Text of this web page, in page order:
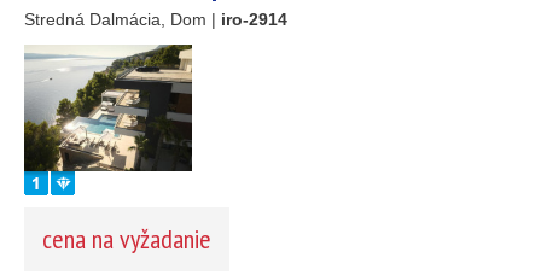
Stredná Dalmácia, Dom | iro-2914
cena na vyžadanie